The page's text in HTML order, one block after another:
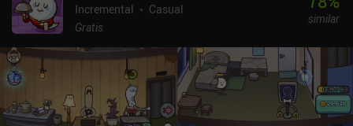
Incremental
Casual
Gratis
similar